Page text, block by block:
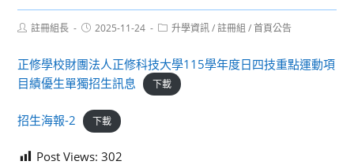
Post註冊組長
Post2025-11-24
Post升學資訊 / 註冊組 / 首頁公告
正修學校財團法人正修科技大學115學年度日四技重點運動項
目績優生單獨招生訊息
下載
招生海報-2 下載
Post Views: 302